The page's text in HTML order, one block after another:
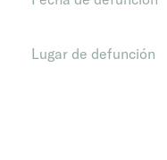
Lugar de defunción